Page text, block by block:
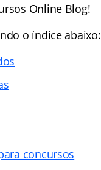
Online Blog!
o índiceabaixo:
concursos